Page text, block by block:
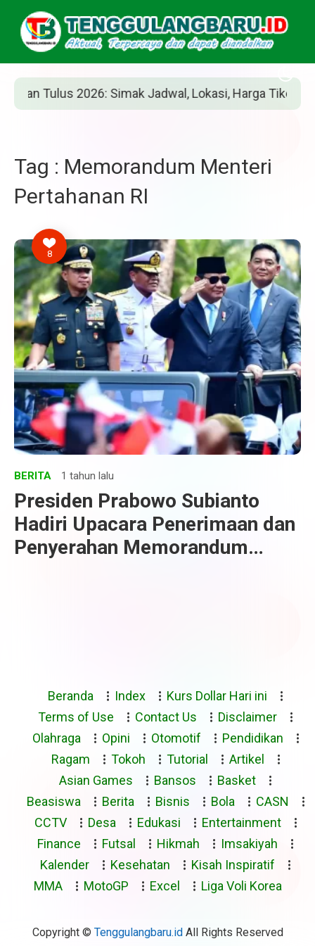
Tulus 2026: Simak Jadwal, Lokasi, Harga Tiket, dan
Tag : Memorandum Menteri
Pertahanan RI
8
BERITA 1 tahun lalu
Presiden Prabowo Subianto
Hadiri Upacara Penerimaan dan
Penyerahan Memorandum
Beranda Index
Kurs Dollar Hari ini
Terms of Use
Contact Us
Disclaimer
Olahraga
Opini Otomotif
Pendidikan
Ragam
Tokoh Tutorial
Artikel
Asian Games
Bansos
Basket
Beasiswa
Berita Bisnis Bola
CASN
CCTV
Desa Edukasi
Entertainment
Finance
Futsal Hikmah
Imsakiyah
Kalender
Kesehatan
Kisah Inspiratif
MMA
MotoGP Excel Liga Voli Korea
Copyright © Tenggulangbaru.idAll Rights Reserved